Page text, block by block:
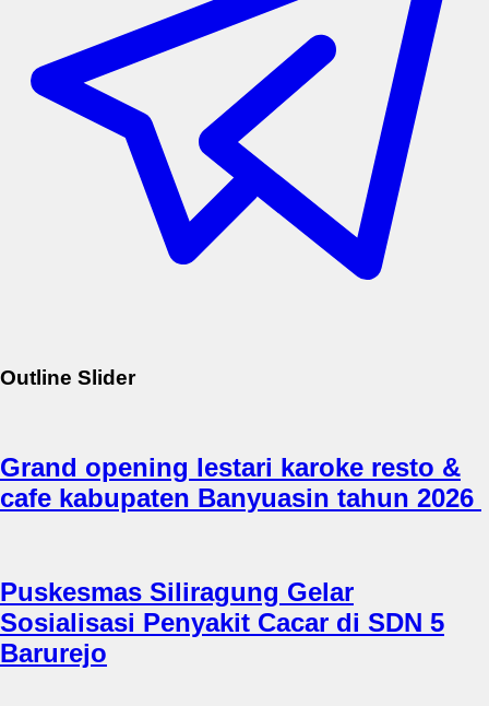
Outline Slider
Grand opening lestari karoke resto &
cafe kabupaten Banyuasin tahun 2026
Puskesmas Siliragung Gelar
Sosialisasi Penyakit Cacar di SDN 5
Barurejo